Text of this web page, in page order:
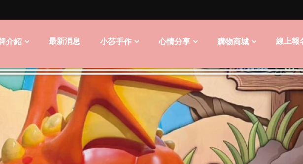
介紹 最新消息 小莎手作 心情分享 購物商城 線上報